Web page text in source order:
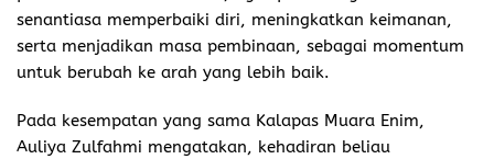
senantiasa memperbaiki diri, meningkatkan keimanan,
serta menjadikan masa pembinaan, sebagai momentum
untuk berubah ke arah yang lebih baik.
Pada kesempatan yang sama Kalapas Muara Enim,
Auliya Zulfahmi mengatakan, kehadiran beliau